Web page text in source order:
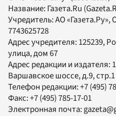
Название: Газета.Ru
Учредитель:АО «Газета.Ру»,
7743625728
Адрес учредителя: 125239,
улица, дом 67
Адрес редакции и издателя:
Варшавское шоссе, д.9, стр.1
Телефон редакции:+7 (495)
Факс:+7 (495) 785-17-01
Электронная почта: